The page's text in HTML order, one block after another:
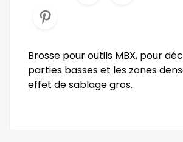
Brosse pour outils MBX, pour
parties basses et les zones
effet de sablage gros.